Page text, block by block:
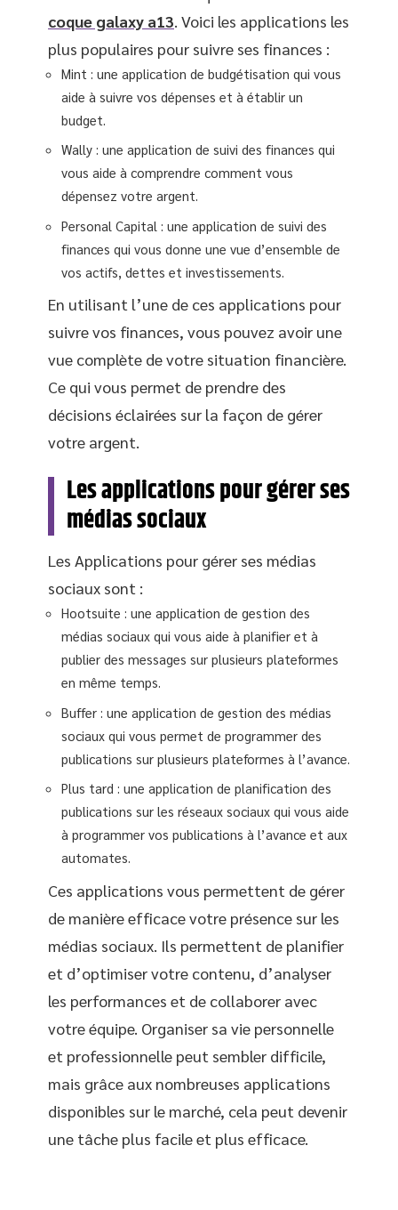
coque galaxy a13 . Voici les applications les
plus populaires pour suivre ses finances :
Mint : une application de budgétisation qui vous
aide à suivre vos dépenses et à établir un
budget.
Wally : une application de suivi des finances qui
vous aide à comprendre comment vous
dépensez votre argent.
Personal Capital : une application de suivi des
finances qui vous donne une vue d’ensemble de
vos actifs, dettes et investissements.
En utilisant l’une de ces applications pour
suivre vos finances, vous pouvez avoir une
vue complète de votre situation financière.
Ce qui vous permet de prendre des
décisions éclairées sur la façon de gérer
votre argent.
Les applications pour gérer ses
médias sociaux
Les Applications pour gérer ses médias
sociaux sont :
Hootsuite : une application de gestion des
médias sociaux qui vous aide à planifier et à
publier des messages sur plusieurs plateformes
en même temps.
Buffer : une application de gestion des médias
sociaux qui vous permet de programmer des
publications sur plusieurs plateformes à l’avance.
Plus tard : une application de planification des
publications sur les réseaux sociaux qui vous aide
à programmer vos publications à l’avance et aux
automates.
Ces applications vous permettent de gérer
de manière efficace votre présence sur les
médias sociaux. Ils permettent de planifier
et d’optimiser votre contenu, d’analyser
les performances et de collaborer avec
votre équipe. Organiser sa vie personnelle
et professionnelle peut sembler difficile,
mais grâce aux nombreuses applications
disponibles sur le marché, cela peut devenir
une tâche plus facile et plus efficace.